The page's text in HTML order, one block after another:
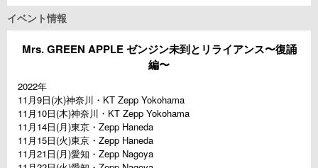
イベント情報
Mrs. GREEN APPLE ゼンジン未到とリライアンス〜復誦
編〜
2022年
11月9日(水)神奈川・KT Zepp Yokohama
11月10日(木)神奈川・KT Zepp Yokohama
11月14日(月)東京・Zepp Haneda
11月15日(火)東京・Zepp Haneda
11月21日(月)愛知・Zepp Nagoya